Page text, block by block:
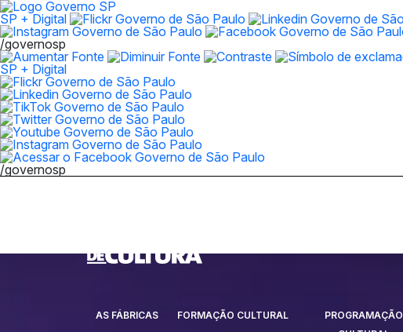
SP + Digital
/governosp
SP + Digital
/governosp
AS FÁBRICAS FORMAÇÃO CULTURAL
PROGRAMAÇÃO